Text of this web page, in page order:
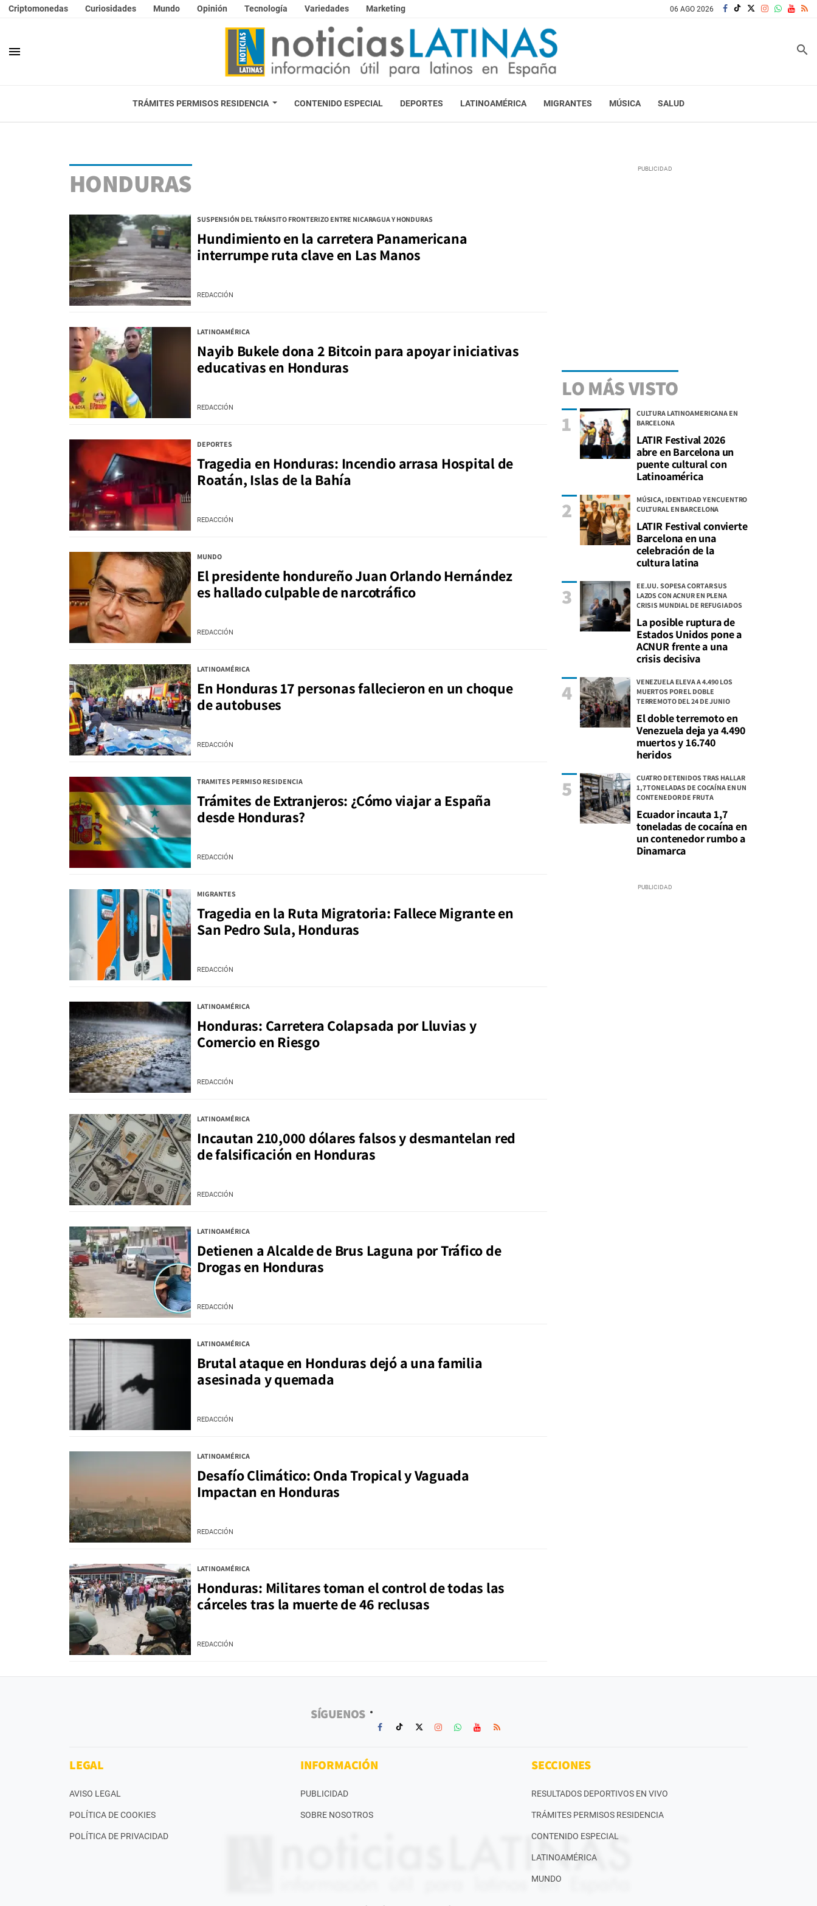
Criptomonedas Curiosidades Mundo Opinión Tecnología Variedades Marketing 06 AGO 2026
menu search
TRÁMITES PERMISOS RESIDENCIA CONTENIDO ESPECIAL DEPORTES LATINOAMÉRICA MIGRANTES MÚSICA SALUD
HONDURAS
SUSPENSIÓN DEL TRÁNSITO FRONTERIZO ENTRE NICARAGUA Y HONDURAS
Hundimiento en la carretera Panamericana
interrumpe ruta clave en Las Manos
REDACCIÓN
LATINOAMÉRICA
Nayib Bukele dona 2 Bitcoin para apoyar iniciativas
educativas en Honduras
REDACCIÓN
DEPORTES
Tragedia en Honduras: Incendio arrasa Hospital de
Roatán, Islas de la Bahía
REDACCIÓN
MUNDO
El presidente hondureño Juan Orlando Hernández
es hallado culpable de narcotráfico
REDACCIÓN
LATINOAMÉRICA
En Honduras 17 personas fallecieron en un choque
de autobuses
REDACCIÓN
TRAMITES PERMISO RESIDENCIA
Trámites de Extranjeros: ¿Cómo viajar a España
desde Honduras?
REDACCIÓN
MIGRANTES
Tragedia en la Ruta Migratoria: Fallece Migrante en
San Pedro Sula, Honduras
REDACCIÓN
LATINOAMÉRICA
Honduras: Carretera Colapsada por Lluvias y
Comercio en Riesgo
REDACCIÓN
LATINOAMÉRICA
Incautan 210,000 dólares falsos y desmantelan red
de falsificación en Honduras
REDACCIÓN
LATINOAMÉRICA
Detienen a Alcalde de Brus Laguna por Tráfico de
Drogas en Honduras
REDACCIÓN
LATINOAMÉRICA
Brutal ataque en Honduras dejó a una familia
asesinada y quemada
REDACCIÓN
LATINOAMÉRICA
Desafío Climático: Onda Tropical y Vaguada
Impactan en Honduras
REDACCIÓN
LATINOAMÉRICA
Honduras: Militares toman el control de todas las
cárceles tras la muerte de 46 reclusas
REDACCIÓN
LO MÁS VISTO
CULTURA LATINOAMERICANA EN
BARCELONA
LATIR Festival 2026
abre en Barcelona un
puente cultural con
Latinoamérica
1
MÚSICA, IDENTIDAD Y ENCUENTRO
CULTURAL EN BARCELONA
LATIR Festival convierte
Barcelona en una
celebración de la
cultura latina
2
EE.UU. SOPESA CORTAR SUS
LAZOS CON ACNUR EN PLENA
CRISIS MUNDIAL DE REFUGIADOS
La posible ruptura de
Estados Unidos pone a
ACNUR frente a una
crisis decisiva
3
VENEZUELA ELEVA A 4.490 LOS
MUERTOS POR EL DOBLE
TERREMOTO DEL 24 DE JUNIO
El doble terremoto en
Venezuela deja ya 4.490
muertos y 16.740
heridos
4
CUATRO DETENIDOS TRAS HALLAR
1,7 TONELADAS DE COCAÍNA EN UN
CONTENEDOR DE FRUTA
Ecuador incauta 1,7
toneladas de cocaína en
un contenedor rumbo a
Dinamarca
5
SÍGUENOS
LEGAL
AVISO LEGAL
POLÍTICA DE COOKIES
POLÍTICA DE PRIVACIDAD
INFORMACIÓN
PUBLICIDAD
SOBRE NOSOTROS
SECCIONES
RESULTADOS DEPORTIVOS EN VIVO
TRÁMITES PERMISOS RESIDENCIA
CONTENIDO ESPECIAL
LATINOAMÉRICA
MUNDO